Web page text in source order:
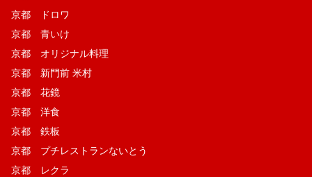
京都 ドロワ
京都 青いけ
京都 オリジナル料理
京都 新門前 米村
京都 花鏡
京都 洋食
京都 鉄板
京都 プチレストランないとう
京都 レクラ